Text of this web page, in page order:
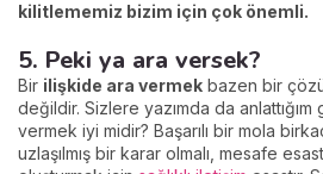
kilitlememiz bizim için çok önemli.
5. Peki ya ara versek?
Bir ilişkide ara vermek bazen bir
değildir. Sizlere yazımda da
vermek iyi midir? Başarılı bir mola
uzlaşılmış bir karar olmalı, mesafe